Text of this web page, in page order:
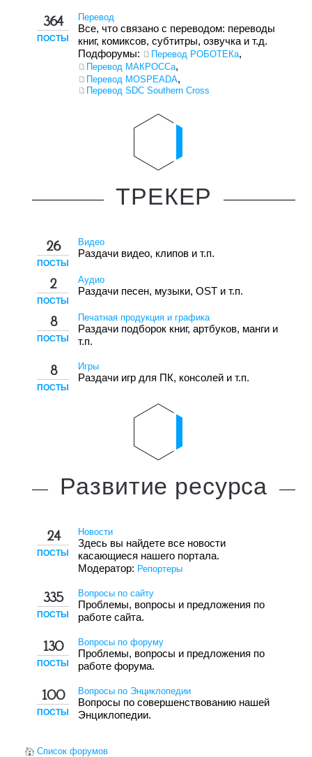
364
ПОСТЫ
Перевод
Все, что связано с переводом: переводы
книг, комиксов, субтитры, озвучка и т.д.
Подфорумы: Перевод РОБОТЕКа,
Перевод МАКРОССа,
Перевод MOSPEADA,
Перевод SDC Southern Cross
ТРЕКЕР
26
ПОСТЫ
Видео
Раздачи видео, клипов и т.п.
2
ПОСТЫ
Аудио
Раздачи песен, музыки, OST и т.п.
8
ПОСТЫ
Печатная продукция и графика
Раздачи подборок книг, артбуков, манги и
т.п.
8
ПОСТЫ
Игры
Раздачи игр для ПК, консолей и т.п.
Развитие ресурса
24
ПОСТЫ
Новости
Здесь вы найдете все новости
касающиеся нашего портала.
Модератор: Репортеры
335
ПОСТЫ
Вопросы по сайту
Проблемы, вопросы и предложения по
работе сайта.
130
ПОСТЫ
Вопросы по форуму
Проблемы, вопросы и предложения по
работе форума.
100
ПОСТЫ
Вопросы по Энциклопедии
Вопросы по совершенствованию нашей
Энциклопедии.
Список форумов